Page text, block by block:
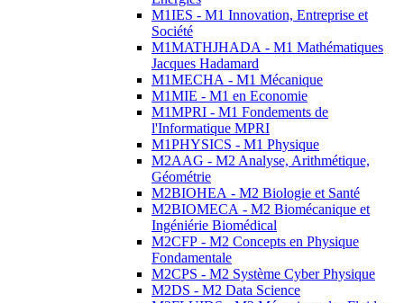
M1IES - M1 Innovation, Entreprise et
Société
M1MATHJHADA - M1 Mathématiques
Jacques Hadamard
M1MECHA - M1 Mécanique
M1MIE - M1 en Economie
M1MPRI - M1 Fondements de
l'Informatique MPRI
M1PHYSICS - M1 Physique
M2AAG - M2 Analyse, Arithmétique,
Géométrie
M2BIOHEA - M2 Biologie et Santé
M2BIOMECA - M2 Biomécanique et
Ingéniérie Biomédical
M2CFP - M2 Concepts en Physique
Fondamentale
M2CPS - M2 Système Cyber Physique
M2DS - M2 Data Science